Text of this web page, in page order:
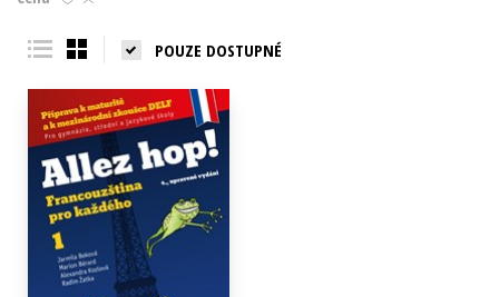
Young adult (SK)
POUZE DOSTUPNÉ